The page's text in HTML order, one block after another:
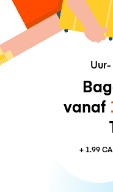
vanaf
+ 1.99